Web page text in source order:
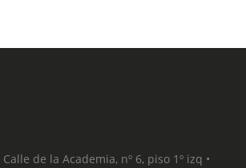
Calle de la Academia, nº 6, piso 1º izq •